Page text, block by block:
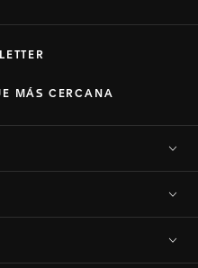
MÁS CERCANA